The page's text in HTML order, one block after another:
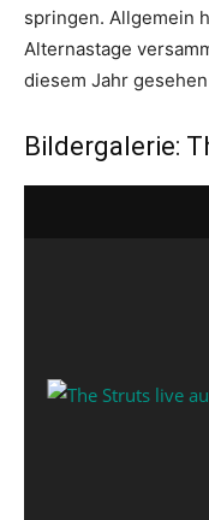
springen. Allgemein
Alternastage
diesem Jahr
Bildergalerie: